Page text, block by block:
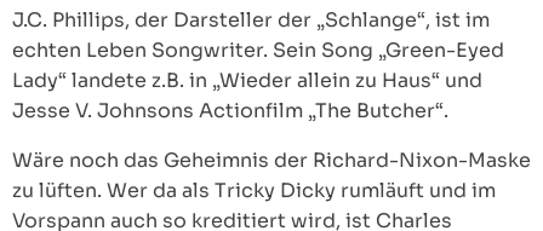
J.C. Phillips, der Darsteller der „Schlange“, ist im
echten Leben Songwriter. Sein Song „Green-Eyed
Lady“ landete z.B. in „Wieder allein zu Haus“ und
Jesse V. Johnsons Actionfilm „The Butcher“.
Wäre noch das Geheimnis der Richard-Nixon-Maske
zu lüften. Wer da als Tricky Dicky rumläuft und im
Vorspann auch so kreditiert wird, ist Charles